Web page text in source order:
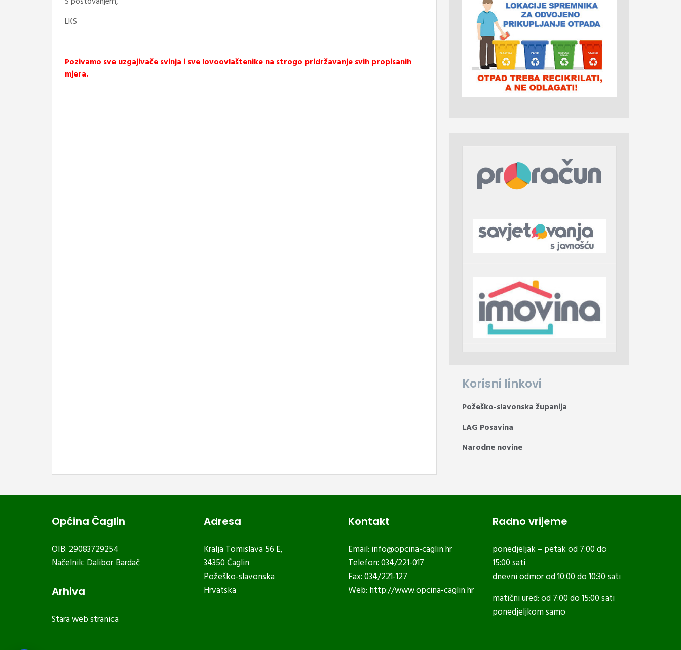
LKS
Pozivamo sve uzgajivače svinja i sve lovoovlaštenike na strogo pridržavanje svih propisanih
mjera.
Korisni linkovi
Požeško-slavonska županija
LAG Posavina
Narodne novine
Općina Čaglin
OIB: 29083729254
Načelnik: Dalibor Bardač
Arhiva
Stara web stranica
Adresa
Kralja Tomislava 56 E,
34350 Čaglin
Požeško-slavonska
Hrvatska
Kontakt
Email: info@opcina-caglin.hr
Telefon: 034/221-017
Fax: 034/221-127
Web: http://www.opcina-caglin.hr
Radno vrijeme
ponedjeljak – petak od 7:00 do
15:00 sati
dnevni odmor od 10:00 do 10:30 sati
matični ured: od 7:00 do 15:00 sati
ponedjeljkom samo